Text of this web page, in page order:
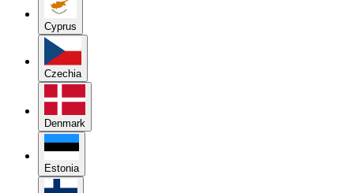
Cyprus
Czechia
Denmark
Estonia